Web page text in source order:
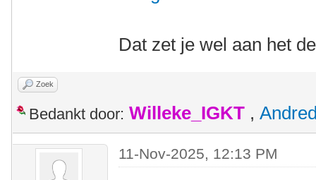
Dat zet je wel aan het
Zoek
Bedankt door: Willeke_IGKT ,
11-Nov-2025, 12:13 PM